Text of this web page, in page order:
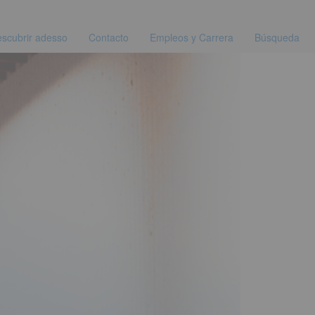
adesso Contacto Empleos y Carrera Búsqueda